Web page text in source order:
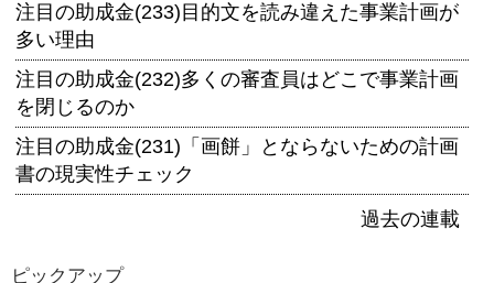
注目の助成金(233)目的文を読み違えた事業計画が
多い理由
注目の助成金(232)多くの審査員はどこで事業計画
を閉じるのか
注目の助成金(231)「画餅」とならないための計画
書の現実性チェック
過去の連載
ピックアップ